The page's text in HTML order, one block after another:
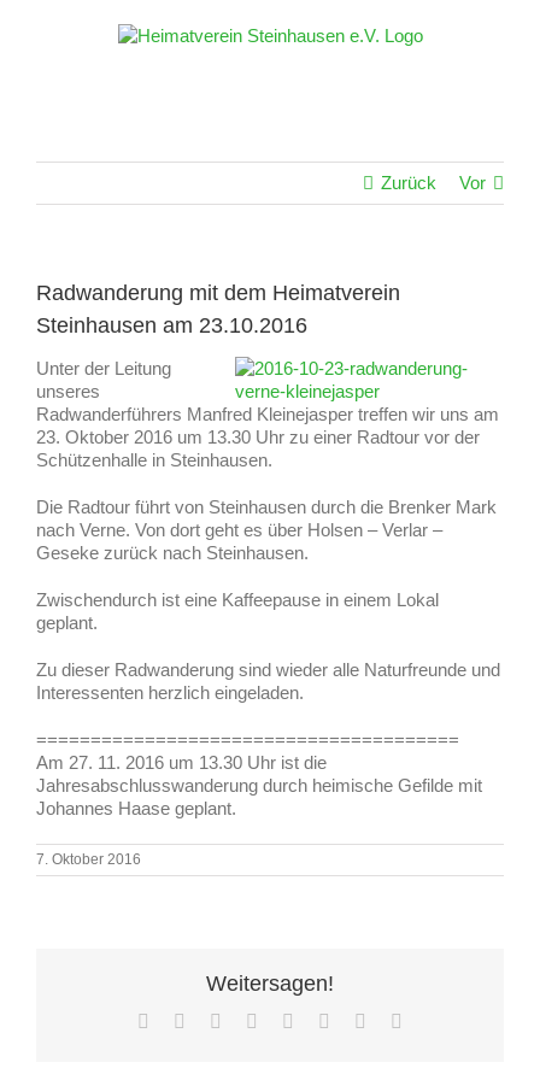
Zurück Vor
Radwanderung mit dem Heimatverein
Steinhausen am 23.10.2016
Unter der Leitung
unseres
Radwanderführers Manfred Kleinejasper treffen wir uns am
23. Oktober 2016 um 13.30 Uhr zu einer Radtour vor der
Schützenhalle in Steinhausen.
Die Radtour führt von Steinhausen durch die Brenker Mark
nach Verne. Von dort geht es über Holsen – Verlar –
Geseke zurück nach Steinhausen.
Zwischendurch ist eine Kaffeepause in einem Lokal
geplant.
Zu dieser Radwanderung sind wieder alle Naturfreunde und
Interessenten herzlich eingeladen.
=======================================
Am 27. 11. 2016 um 13.30 Uhr ist die
Jahresabschlusswanderung durch heimische Gefilde mit
Johannes Haase geplant.
7. Oktober 2016
Weitersagen!
Facebook Reddit LinkedIn
TumblrPinterest